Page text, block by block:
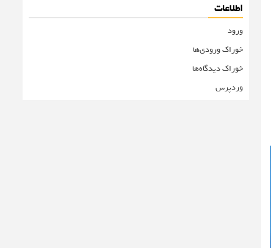
اطلاعات
ورود
خوراک ورودی‌ها
خوراک دیدگاه‌ها
وردپرس